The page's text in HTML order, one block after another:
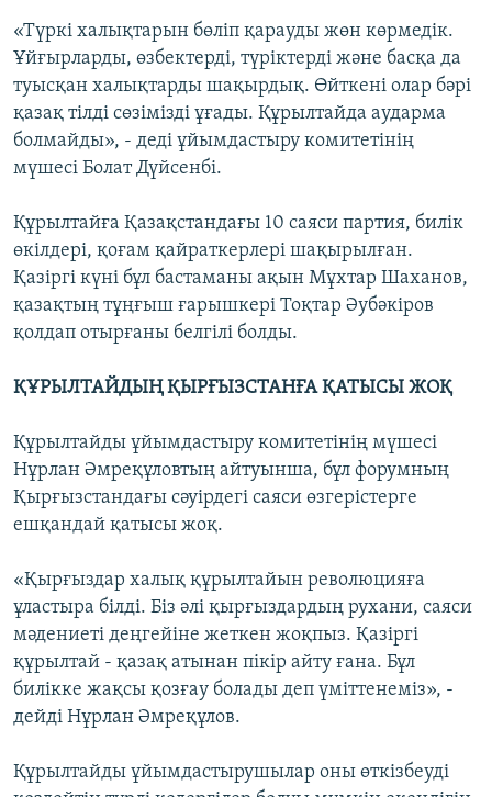
«Түркі халықтарын бөліп қарауды жөн көрмедік.
Ұйғырларды, өзбектерді, түріктерді және басқа да
туысқан халықтарды шақырдық. Өйткені олар бәрі
қазақ тілді сөзімізді ұғады. Құрылтайда аударма
болмайды», - деді ұйымдастыру комитетінің
мүшесі Болат Дүйсенбі.
Құрылтайға Қазақстандағы 10 саяси партия, билік
өкілдері, қоғам қайраткерлері шақырылған.
Қазіргі күні бұл бастаманы ақын Мұхтар Шаханов,
қазақтың тұңғыш ғарышкері Тоқтар Әубәкіров
қолдап отырғаны белгілі болды.
ҚҰРЫЛТАЙДЫҢ ҚЫРҒЫЗСТАНҒА ҚАТЫСЫ ЖОҚ
Құрылтайды ұйымдастыру комитетінің мүшесі
Нұрлан Әмреқұловтың айтуынша, бұл форумның
Қырғызстандағы сәуірдегі саяси өзгерістерге
ешқандай қатысы жоқ.
«Қырғыздар халық құрылтайын революцияға
ұластыра білді. Біз әлі қырғыздардың рухани, саяси
мәдениеті деңгейіне жеткен жоқпыз. Қазіргі
құрылтай - қазақ атынан пікір айту ғана. Бұл
билікке жақсы қозғау болады деп үміттенеміз», -
дейді Нұрлан Әмреқұлов.
Құрылтайды ұйымдастырушылар оны өткізбеуді